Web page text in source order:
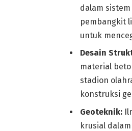
dalam
pembangkit
untuk
Desain
material
stadion
konstruksi
Geoteknik:
krusial